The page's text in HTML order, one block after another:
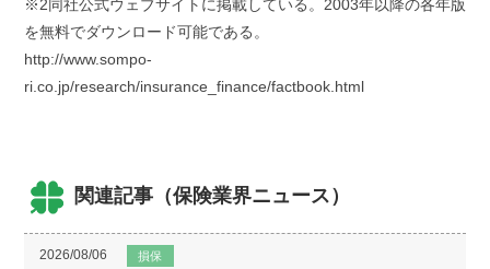
※2同社公式ウェブサイトに掲載している。2003年以降の各年版
を無料でダウンロード可能である。
http://www.sompo-
ri.co.jp/research/insurance_finance/factbook.html
関連記事（保険業界ニュース）
2026/08/06 損保